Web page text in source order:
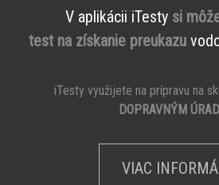
V aplikácii iTesty si
test na získanie preukazu
iTesty využijete na prípravu na
DOPRAVNÝM
VIAC